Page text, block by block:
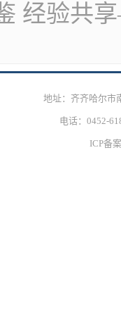
经验共
地址：齐齐哈尔市
电话：0452-
ICP备